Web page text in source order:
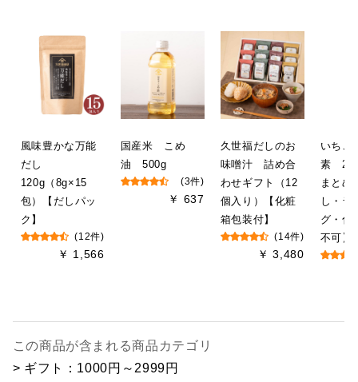
風味豊かな万能
だし
120g（8g×15
包）【だしパッ
ク】
(12件)
￥ 1,566
国産米 こめ
油 500g
(3件)
￥ 637
久世福だしのお
味噌汁 詰め合
わせギフト（12
個入り）【化粧
箱包装付】
(14件)
￥ 3,480
いちご
素
まとめ
し・ラ
グ・化
不可】
この商品が含まれる商品カテゴリ
> ギフト：1000円～2999円